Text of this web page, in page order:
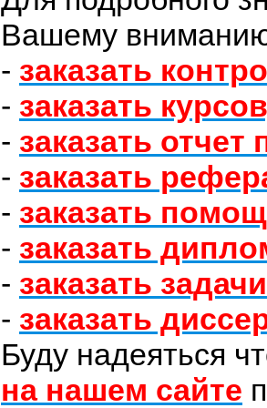
Вашему
- заказать
- заказать
- заказать отчет
- заказать
- заказать
- заказать
- заказать задачи
- заказать
Буду надеяться
на нашем сайте